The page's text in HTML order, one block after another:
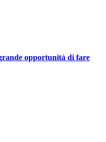
opportunità di fare